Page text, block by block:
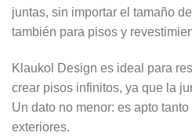
juntas, sin importar el tamaño
también para pisos y
Klaukol Design es ideal para
crear pisos infinitos, ya que la
Un dato no menor: es apto
exteriores.